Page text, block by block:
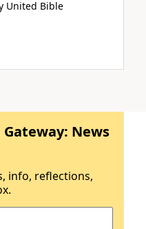
United Bible
News
info, reflections,